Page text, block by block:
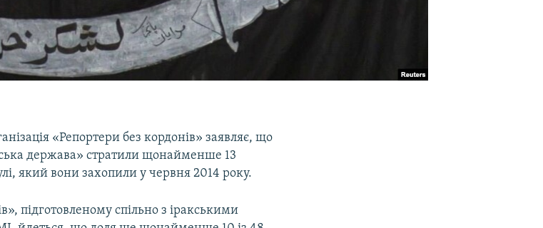
«Репортери без кордонів» заявляє, що
держава» стратили щонайменше 13
який вони захопили у червня 2014 року.
підготовленому спільно з іракськими